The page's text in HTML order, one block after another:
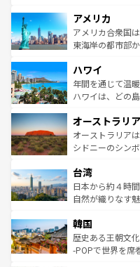
ンツ一覧を参照し
の建物がそのま
博物館もあり、
ことができる。
ば市内交通費無料で
着のスイス情報は
アメリカ
アメリカ合衆国
東海岸の都市部
のような巨大都
ンメントが詰ま
西部には大自然
部のニューオー
文化が魅力。旅
しみながら、そ
ならではの贅沢な旅のスタ
情報はコンテン
ハワイ
年間を通じて温
ハワイは、どの
ワイ島は見逃せ
島だが、静かな
おすすめ。エメ
れるおもてなし
人々、おいしい
ク、伝統的なフ
ワイを、存分に味わってほし
はコンテンツ一覧
オーストラリア
オーストラリア
シドニーのシン
リアリーフや大
ク）、タスマニ
ど、見どころが
いる。アクティ
ビング、ハイキ
い。オーストラ
台湾
日本から約４時
自然が織りなす
ン）、静ひつな
と山間の静けさ
驚きをもたらし
韓国
歴史ある王朝文
-POPで世界を席